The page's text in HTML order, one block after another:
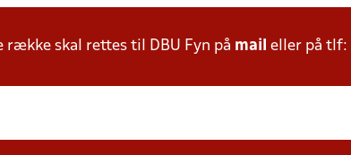
række skal rettes til DBU Fyn på mail eller på tlf: